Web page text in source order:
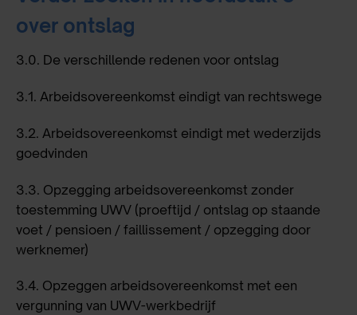
over ontslag
3.0. De verschillende redenen voor ontslag
3.1. Arbeidsovereenkomst eindigt van rechtswege
3.2. Arbeidsovereenkomst eindigt met wederzijds
goedvinden
3.3. Opzegging arbeidsovereenkomst zonder
toestemming UWV (proeftijd / ontslag op staande
voet / pensioen / faillissement / opzegging door
werknemer)
3.4. Opzeggen arbeidsovereenkomst met een
vergunning van UWV-werkbedrijf